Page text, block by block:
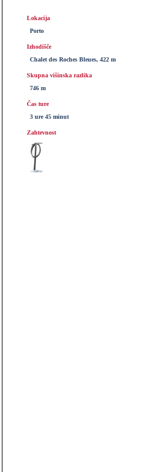
Lokacija
Porto
Izhodišče
Chalet des Roches Bleues, 422 m
Skupna višinska razlika
746 m
Čas ture
3 ure 45 minut
Zahtevnost